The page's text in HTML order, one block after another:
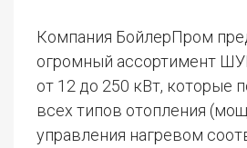
Компания БойлерПром
огромный ассортимент
от 12 до 250 кВт, которые
всех типов отопления
управления нагревом